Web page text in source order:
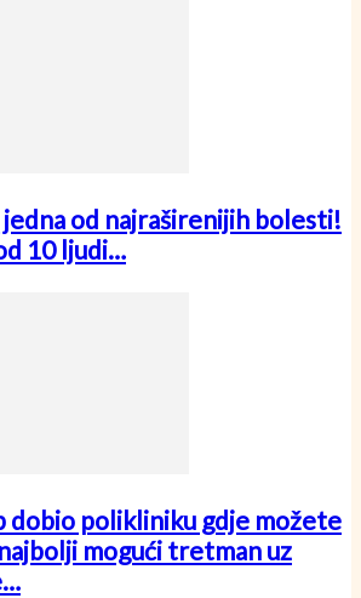
od najraširenijih bolesti!
10 ljudi…
dobio polikliniku gdje možete
mogući tretman uz